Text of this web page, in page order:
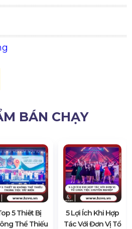
BÁN CHẠY
5 Thiêt Bị
Thể Thiếu
5 Lợi Ích Khi Hợp
Tác Với Đơn Vị Tổ